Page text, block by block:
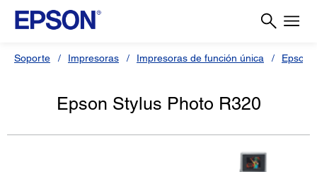
Soporte Impresoras Impresoras de función única Epson
Epson Stylus Photo R320